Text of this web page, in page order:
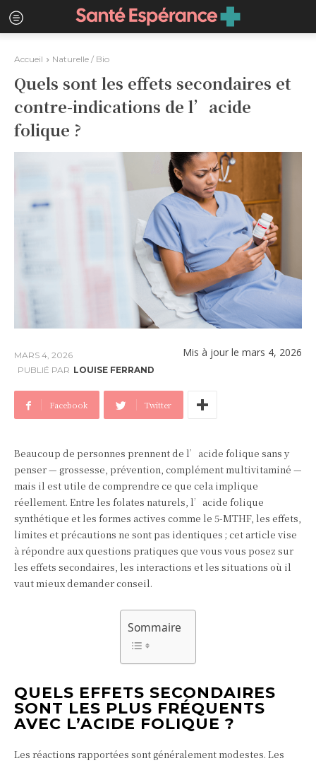
Accueil Naturelle / Bio
Quels sont les effets secondaires et
contre-indications de l’acide
folique ?
MARS 4, 2026 Mis à jour le mars 4, 2026
PUBLIÉ PAR LOUISE FERRAND
Facebook Twitter
Beaucoup de personnes prennent de l’acide folique sans y
penser — grossesse, prévention, complément multivitaminé —
mais il est utile de comprendre ce que cela implique
réellement. Entre les folates naturels, l’acide folique
synthétique et les formes actives comme le 5‑MTHF, les effets,
limites et précautions ne sont pas identiques ; cet article vise
à répondre aux questions pratiques que vous vous posez sur
les effets secondaires, les interactions et les situations où il
vaut mieux demander conseil.
Sommaire
QUELS EFFETS SECONDAIRES
SONT LES PLUS FRÉQUENTS
AVEC L’ACIDE FOLIQUE ?
Les réactions rapportées sont généralement modestes. Les